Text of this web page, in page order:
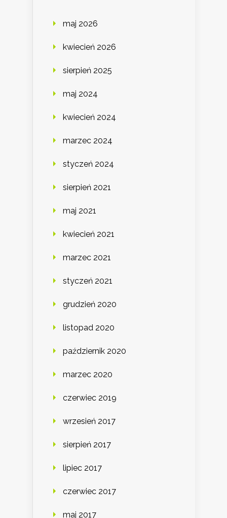
maj 2026
kwiecień 2026
sierpień 2025
maj 2024
kwiecień 2024
marzec 2024
styczeń 2024
sierpień 2021
maj 2021
kwiecień 2021
marzec 2021
styczeń 2021
grudzień 2020
listopad 2020
październik 2020
marzec 2020
czerwiec 2019
wrzesień 2017
sierpień 2017
lipiec 2017
czerwiec 2017
maj 2017